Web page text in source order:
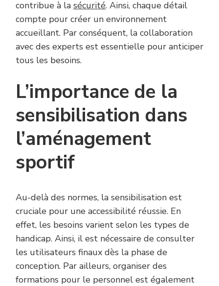
contribue à la sécurité. Ainsi, chaque détail
compte pour créer un environnement
accueillant. Par conséquent, la collaboration
avec des experts est essentielle pour anticiper
tous les besoins.
L’importance de la
sensibilisation dans
l’aménagement
sportif
Au-delà des normes, la sensibilisation est
cruciale pour une accessibilité réussie. En
effet, les besoins varient selon les types de
handicap. Ainsi, il est nécessaire de consulter
les utilisateurs finaux dès la phase de
conception. Par ailleurs, organiser des
formations pour le personnel est également